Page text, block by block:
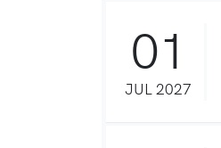
01
JUL 2027